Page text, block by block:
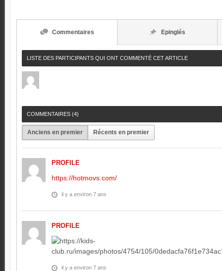
Commentaires Epinglés
LISTE DES PARTICIPANTS QUI ONT COMMENTÉ CET ARTICLE
COMMENTAIRES (4)
Anciens en premier Récents en premier
PROFILE
https://hotmovs.com/
il y a environ 7 ans
PROFILE
il y a environ 7 ans